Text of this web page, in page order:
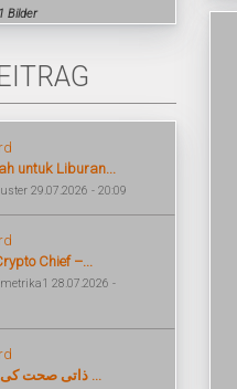
Bilder
untuk Liburan...
29.07.2026 - 20:09
Chief –...
28.07.2026 -
Holivita: ذاتی صحت کی معلومات ...